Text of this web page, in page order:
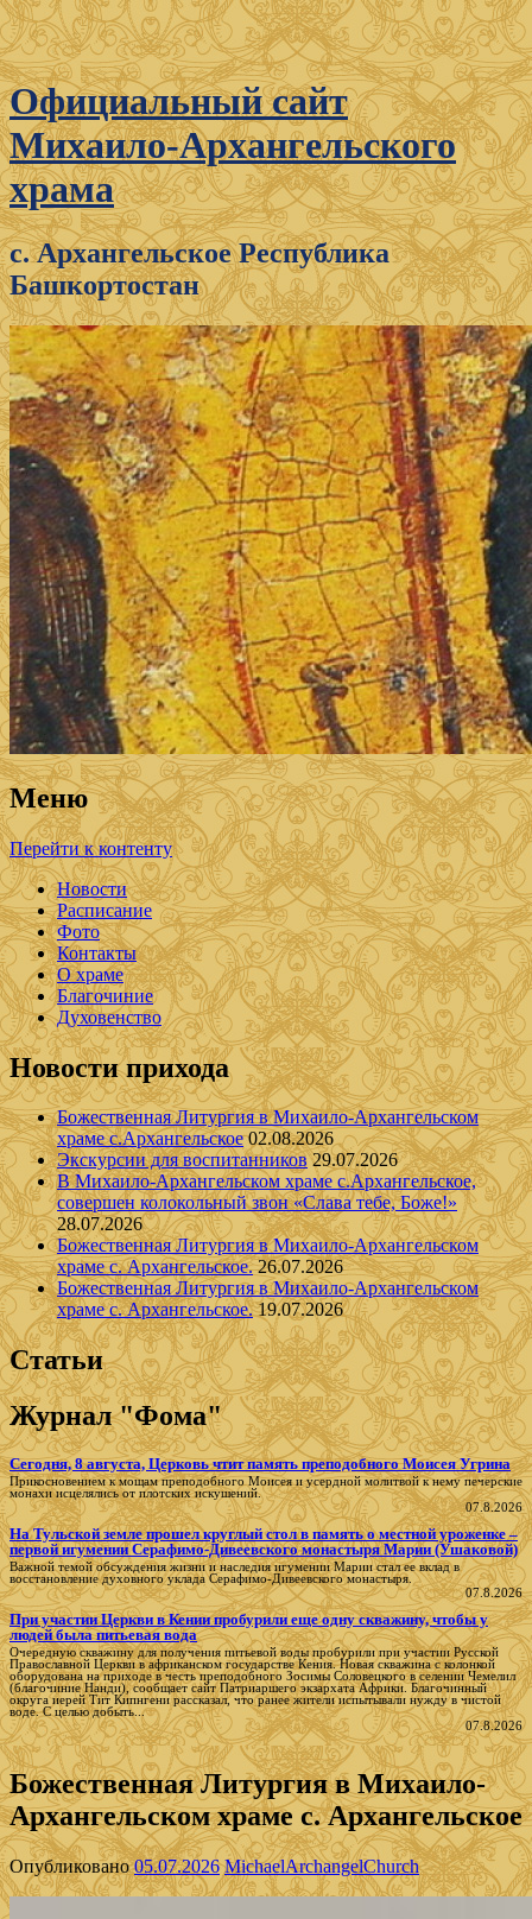
Официальный сайт
Михаило-Архангельского
храма
с. Архангельское Республика
Башкортостан
Меню
Перейти к контенту
Новости
Расписание
Фото
Контакты
О храме
Благочиние
Духовенство
Новости прихода
Божественная Литургия в Михаило-Архангельском
храме с.Архангельское 02.08.2026
Экскурсии для воспитанников 29.07.2026
В Михаило-Архангельском храме с.Архангельское,
совершен колокольный звон «Слава тебе, Боже!»
28.07.2026
Божественная Литургия в Михаило-Архангельском
храме с. Архангельское. 26.07.2026
Божественная Литургия в Михаило-Архангельском
храме с. Архангельское. 19.07.2026
Статьи
Журнал "Фома"
Сегодня, 8 августа, Церковь чтит память преподобного Моисея Угрина
Прикосновением к мощам преподобного Моисея и усердной молитвой к нему печерские
монахи исцелялись от плотских искушений.
07.8.2026
На Тульской земле прошел круглый стол в память о местной уроженке –
первой игумении Серафимо-Дивеевского монастыря Марии (Ушаковой)
Важной темой обсуждения жизни и наследия игумении Марии стал ее вклад в
восстановление духовного уклада Серафимо‑Дивеевского монастыря.
07.8.2026
При участии Церкви в Кении пробурили еще одну скважину, чтобы у
людей была питьевая вода
Очередную скважину для получения питьевой воды пробурили при участии Русской
Православной Церкви в африканском государстве Кения. Новая скважина с колонкой
оборудована на приходе в честь преподобного Зосимы Соловецкого в селении Чемелил
(благочиние Нанди), сообщает сайт Патриаршего экзархата Африки. Благочинный
округа иерей Тит Кипнгени рассказал, что ранее жители испытывали нужду в чистой
воде. С целью добыть...
07.8.2026
Божественная Литургия в Михаило-
Архангельском храме с. Архангельское
Опубликовано05.07.2026 MichaelArchangelChurch